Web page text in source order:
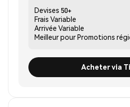
Devises 50+
Frais Variable
Arrivée Variable
Meilleur pourPromotions
Acheter via